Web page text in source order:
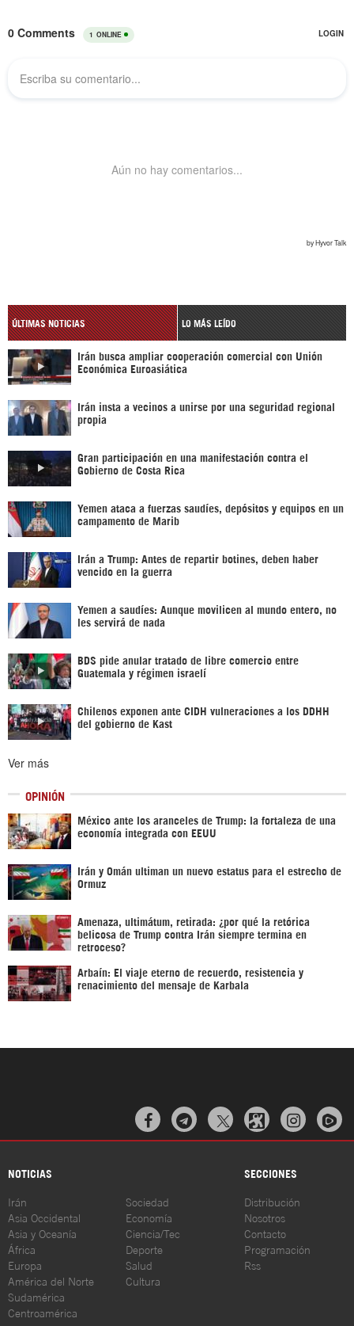
ÚLTIMAS NOTICIAS LO MÁS LEÍDO
Irán busca ampliar cooperación comercial con Unión
Económica Euroasiática
Irán insta a vecinos a unirse por una seguridad regional
propia
Gran participación en una manifestación contra el
Gobierno de Costa Rica
Yemen ataca a fuerzas saudíes, depósitos y equipos en un
campamento de Marib
Irán a Trump: Antes de repartir botines, deben haber
vencido en la guerra
Yemen a saudíes: Aunque movilicen al mundo entero, no
les servirá de nada
BDS pide anular tratado de libre comercio entre
Guatemala y régimen israelí
Chilenos exponen ante CIDH vulneraciones a los DDHH
del gobierno de Kast
Ver más
OPINIÓN
México ante los aranceles de Trump: la fortaleza de una
economía integrada con EEUU
Irán y Omán ultiman un nuevo estatus para el estrecho de
Ormuz
Amenaza, ultimátum, retirada: ¿por qué la retórica
belicosa de Trump contra Irán siempre termina en
retroceso?
Arbaín: El viaje eterno de recuerdo, resistencia y
renacimiento del mensaje de Karbala
  
NOTICIAS SECCIONES
Irán
Asia Occidental
Asia y Oceanía
África
Europa
América del Norte
Sudamérica
Centroamérica
Sociedad
Economía
Ciencia/Tec
Deporte
Salud
Cultura
Distribución
Nosotros
Contacto
Programación
Rss